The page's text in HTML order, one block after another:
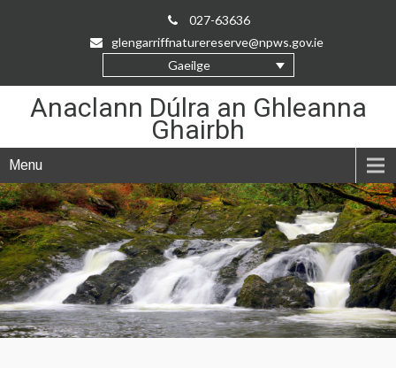
027-63636
glengarriffnaturereserve@npws.gov.ie
Gaeilge
Anaclann Dúlra an Ghleanna
Ghairbh
Menu
Anaclann
Dúlra
an
Ghleanna
Ghairbh